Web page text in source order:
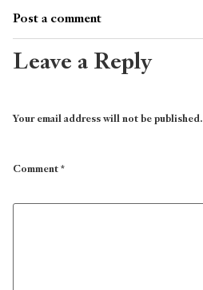
Post a comment
Leave a Reply
Your email address will not be published.
Comment*